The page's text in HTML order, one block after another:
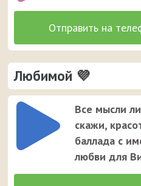
Любимой 💜
Все мысли
скажи,
баллада с
любви для